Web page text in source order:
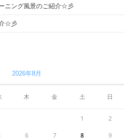
ニング風景のご紹介☆彡
☆彡
2026年8月
木 金 土 日
1 2
6 7 8 9